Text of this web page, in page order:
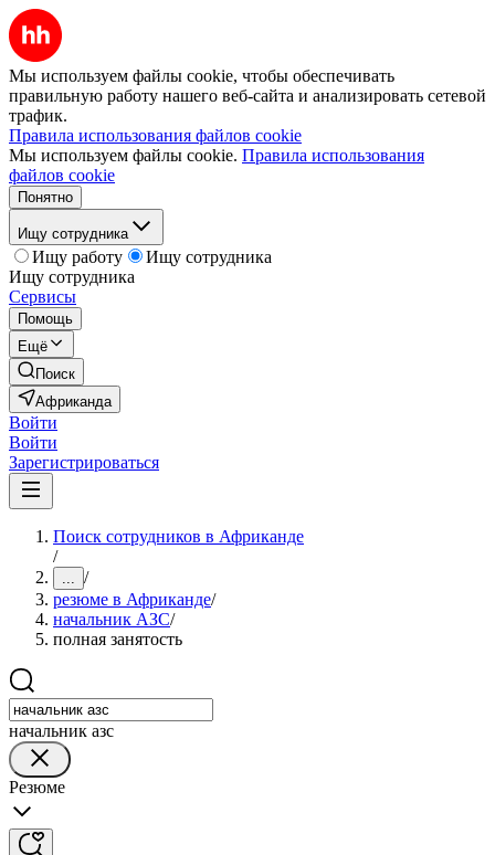
Мы используем файлы cookie, чтобы обеспечивать
правильную работу нашего веб-сайта и анализировать сетевой
трафик.
Правила использования файлов cookie
Мы используем файлы cookie. Правила использования
файлов cookie
Понятно
Ищу сотрудника
Ищу работу
Ищу сотрудника
Ищу сотрудника
Сервисы
Помощь
Ещё
Поиск
Африканда
Войти
Войти
Зарегистрироваться
Поиск сотрудников в Африканде
/
... /
резюме в Африканде/
начальник АЗС/
полная занятость
начальник азс
Резюме